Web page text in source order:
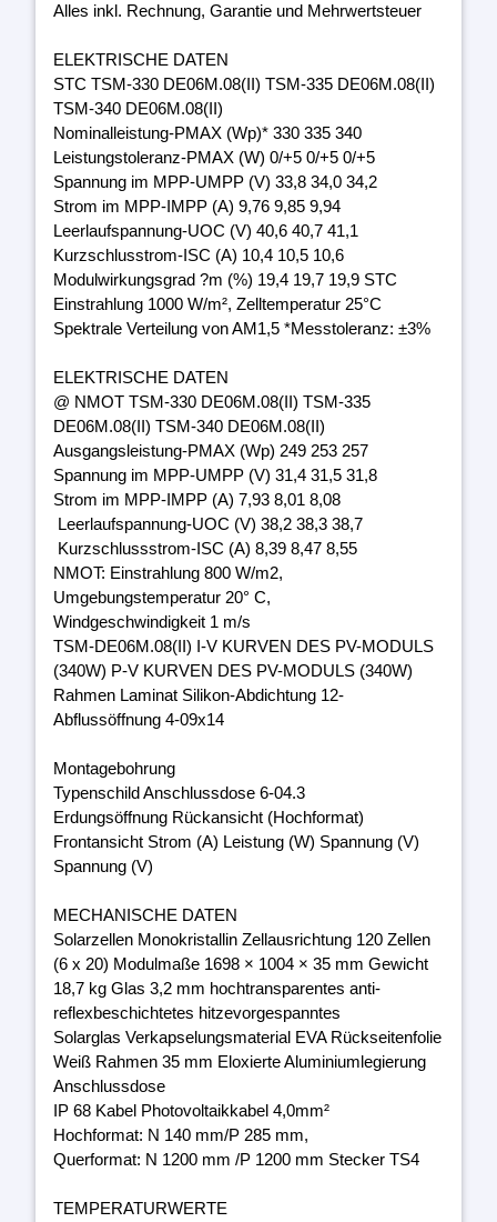
Alles inkl. Rechnung, Garantie und Mehrwertsteuer
ELEKTRISCHE DATEN
STC TSM-330 DE06M.08(II) TSM-335 DE06M.08(II)
TSM-340 DE06M.08(II)
Nominalleistung-PMAX (Wp)* 330 335 340
Leistungstoleranz-PMAX (W) 0/+5 0/+5 0/+5
Spannung im MPP-UMPP (V) 33,8 34,0 34,2
Strom im MPP-IMPP (A) 9,76 9,85 9,94
Leerlaufspannung-UOC (V) 40,6 40,7 41,1
Kurzschlusstrom-ISC (A) 10,4 10,5 10,6
Modulwirkungsgrad ?m (%) 19,4 19,7 19,9 STC
Einstrahlung 1000 W/m², Zelltemperatur 25°C
Spektrale Verteilung von AM1,5 *Messtoleranz: ±3%
ELEKTRISCHE DATEN
@ NMOT TSM-330 DE06M.08(II) TSM-335
DE06M.08(II) TSM-340 DE06M.08(II)
Ausgangsleistung-PMAX (Wp) 249 253 257
Spannung im MPP-UMPP (V) 31,4 31,5 31,8
Strom im MPP-IMPP (A) 7,93 8,01 8,08
Leerlaufspannung-UOC (V) 38,2 38,3 38,7
Kurzschlussstrom-ISC (A) 8,39 8,47 8,55
NMOT: Einstrahlung 800 W/m2,
Umgebungstemperatur 20° C,
Windgeschwindigkeit 1 m/s
TSM-DE06M.08(II) I-V KURVEN DES PV-MODULS
(340W) P-V KURVEN DES PV-MODULS (340W)
Rahmen Laminat Silikon-Abdichtung 12-
Abflussöffnung 4-09x14
Montagebohrung
Typenschild Anschlussdose 6-04.3
Erdungsöffnung Rückansicht (Hochformat)
Frontansicht Strom (A) Leistung (W) Spannung (V)
Spannung (V)
MECHANISCHE DATEN
Solarzellen Monokristallin Zellausrichtung 120 Zellen
(6 x 20) Modulmaße 1698 × 1004 × 35 mm Gewicht
18,7 kg Glas 3,2 mm hochtransparentes anti-
reflexbeschichtetes hitzevorgespanntes
Solarglas Verkapselungsmaterial EVA Rückseitenfolie
Weiß Rahmen 35 mm Eloxierte Aluminiumlegierung
Anschlussdose
IP 68 Kabel Photovoltaikkabel 4,0mm²
Hochformat: N 140 mm/P 285 mm,
Querformat: N 1200 mm /P 1200 mm Stecker TS4
TEMPERATURWERTE